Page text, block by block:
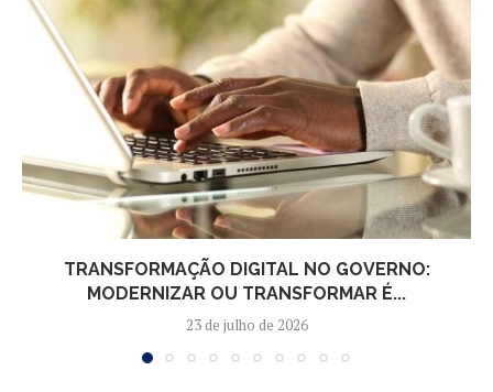
TRANSFORMAÇÃO DIGITAL NO GOVERNO:
MODERNIZAR OU TRANSFORMAR É...
23 de julho de 2026